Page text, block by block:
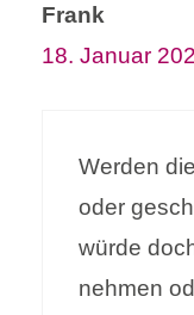
Frank
18. Januar
Werden
oder
würde
nehmen